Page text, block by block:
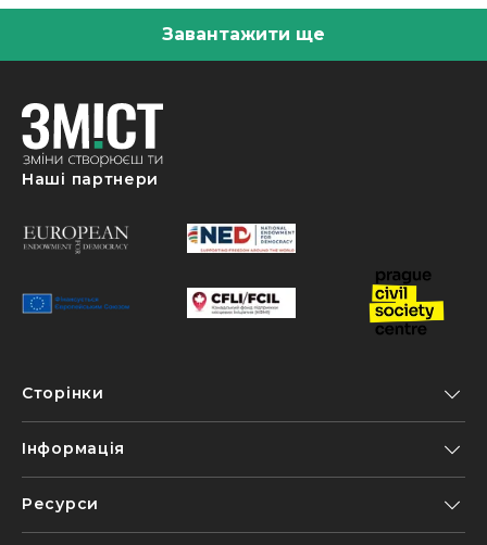
Завантажити ще
Наші партнери
Сторінки
Інформація
Ресурси